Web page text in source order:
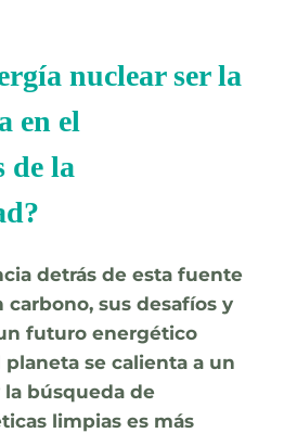
nuclear ser la
en el
de la
detrás de esta fuente
carbono, sus desafíos y
futuro energético
se calienta a un
búsqueda de
limpias es más